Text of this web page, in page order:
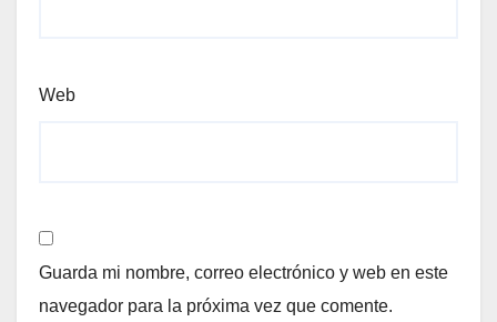
Web
Guarda mi nombre, correo electrónico y web en este
navegador para la próxima vez que comente.